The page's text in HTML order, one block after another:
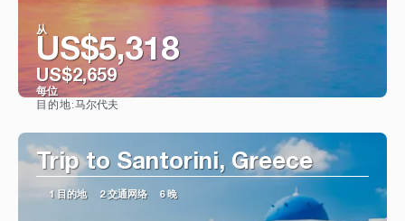
从
US$5,318
US$2,659
每位
目的地:马尔代夫
Trip to Santorini, Greece
1 目的地 2 交通网络 6 晚